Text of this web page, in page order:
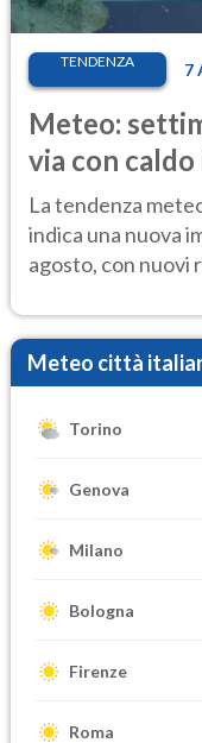
TENDENZA 7
Meteo:
via con
temporale
La tendenza
indica una nuova
agosto, con nuovi
Meteo città
Torino
Genova
Milano
Bologna
Firenze
Roma